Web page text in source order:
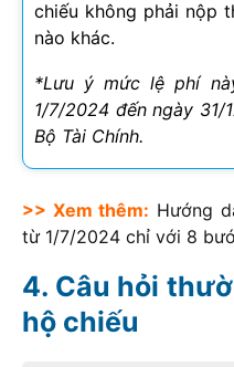
chiếu không phải nộp
nào khác.
*Lưu ý mức lệ phí
1/7/2024 đến ngày
Bộ Tài Chính.
>> Xem thêm: Hướng
từ 1/7/2024 chỉ với 8
Câu hỏi
hộ chiếu